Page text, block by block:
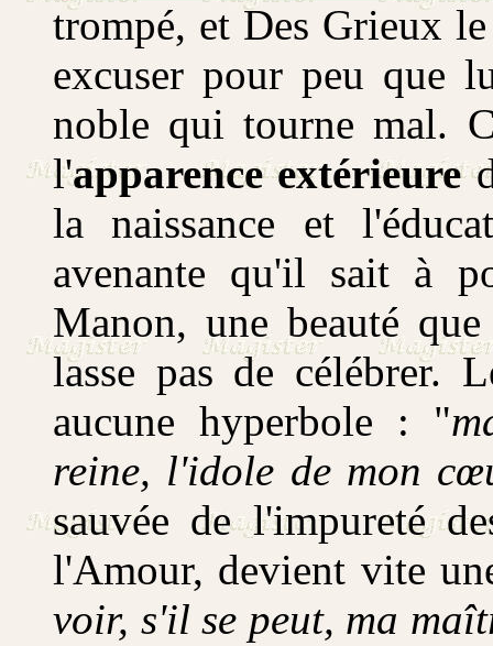
trompé, et Des Grieux
excuser pour peu que
noble qui tourne mal.
l'apparence extérieure
la naissance et
avenante qu'il sait à
Manon, une beauté
lasse pas de célébrer.
aucune hyperbole : "
reine, l'idole de mon
sauvée de l'impureté
l'Amour, devient vite
voir, s'il se peut, ma